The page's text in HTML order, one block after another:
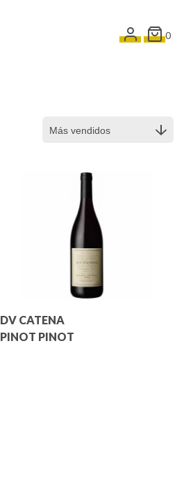
0
DV CATENA
PINOT PINOT